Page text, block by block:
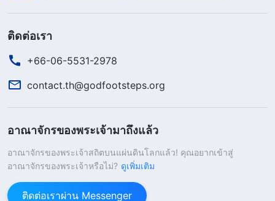
พระเจ้าผู้ทรงมหิทธิฤทธิ์ครับ เรื่องนี้ตรงกับคำเผยพระ
อวสาน ผู้เป็นอยู่ ผู้เคยเป็นอยู่ และผู้ที่จะมา ผู้ทรงฤทธา
นุภาพสูงสุด”(วิวรณ์ 1:8)“ฮาเลลูยา เพราะองค์พระผู้
เป็นเจ้าทรงครอบครองอยู่ คือพระเจ้าของเราผู้ทรง
ฤทธานุภาพสูงสุด”(วิวรณ์ 19:6)และในอีกหลายข้อ
เช่น วิวรณ์บท 4 ข้อ 8 บท 11 ข้อ 17 และบท 16 ข้อ 7
กล่าวถึงพระนาม “องค์ผู้ทรงมหิทธิฤทธิ์” ชัดว่า
พระนามคือพระเจ้าผู้ทรงมหิทธิฤทธิ์ ในยุคสุดท้าย
ติดต่อเรา
+66-06-5531-2978
contact.th@godfootsteps.org
อาณาจักรของพระเจ้ามาถึงแล้ว
อาณาจักรของพระเจ้าสถิตบนแผ่นดินโลกแล้ว! คุณอยากเข้าสู่
อาณาจักรของพระเจ้าหรือไม่? ดูเพิ่มเติม
ติดต่อเราผ่าน Messenger